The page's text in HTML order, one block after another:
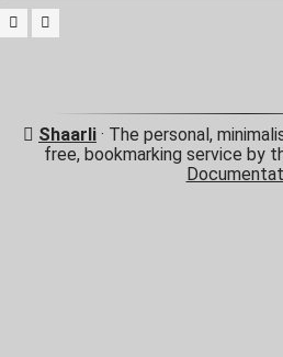
Shaarli · The personal,
free, bookmarking service by